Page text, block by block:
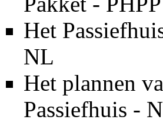
Het
NL
Het plannen
Passiefhuis -